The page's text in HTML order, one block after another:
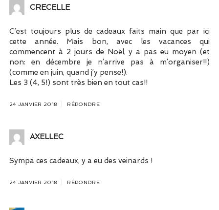
CRECELLE
C’est toujours plus de cadeaux faits main que par ici
cette année. Mais bon, avec les vacances qui
commencent à 2 jours de Noël, y a pas eu moyen (et
non: en décembre je n’arrive pas à m’organiser!!)
(comme en juin, quand j’y pense!).
Les 3 (4, 5!) sont très bien en tout cas!!
24 JANVIER 2018 RÉPONDRE
AXELLEC
Sympa ces cadeaux, y a eu des veinards !
24 JANVIER 2018 RÉPONDRE